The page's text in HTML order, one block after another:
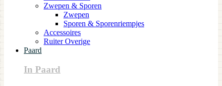
Zwepen & Sporen
Zwepen
Sporen & Sporenriempjes
Accessoires
Ruiter Overige
Paard
In Paard